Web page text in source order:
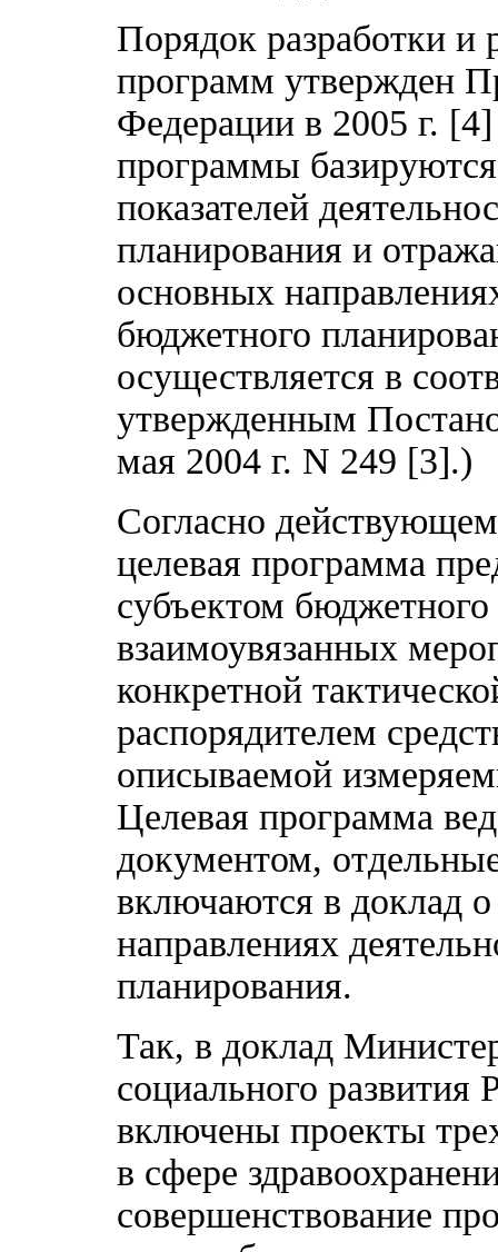
Порядок разработки и
программ утвержден
Федерации в 2005 г.
программы
показателей
планирования и
основных
бюджетного
осуществляется в
утвержденным
мая 2004 г. N 249 [3].)
Согласно
целевая программа
субъектом
взаимоувязанных
конкретной
распорядителем
описываемой
Целевая программа
документом,
включаются в доклад
направлениях
планирования.
Так, в доклад
социального развития
включены проекты
в сфере
совершенствование